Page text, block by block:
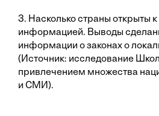
3. Насколько страны открыты
информацией. Выводы
информации о законах о
(Источник: исследование
привлечением множества
и СМИ).